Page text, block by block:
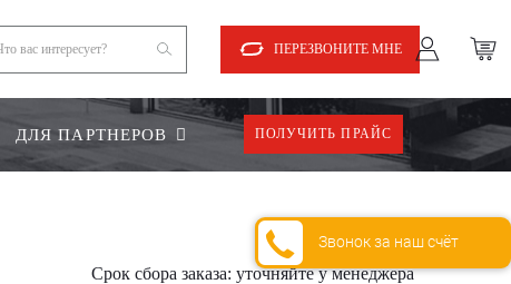
ПЕРЕЗВОНИТЕ МНЕ
ДЛЯ ПАРТНЕРОВ ПОЛУЧИТЬ ПРАЙС
Срок сбора заказа: уточняйте у менеджера
Звонок за наш счёт